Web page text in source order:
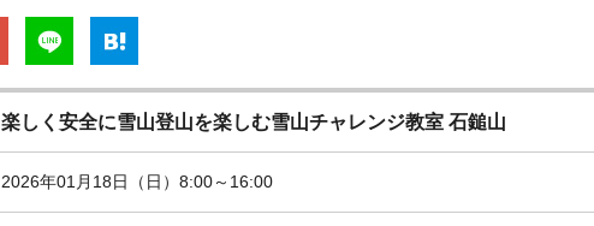
楽しく安全に雪山登山を楽しむ雪山チャレンジ教室 石鎚山
2026年01月18日（日）8:00～16:00